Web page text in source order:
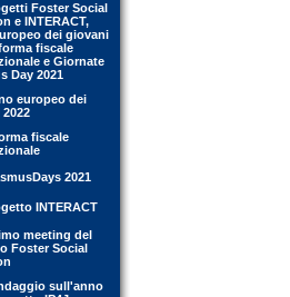
Foster Social
e INTERACT,
dei giovani
fiscale
e Giornate
Day 2021
europeo dei
fiscale
2021
INTERACT
meeting del
Foster Social
sull'anno